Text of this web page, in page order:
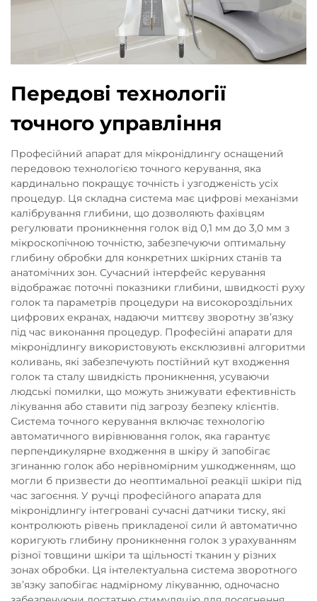
Передові технології
точного управління
Професійний апарат для мікронідлингу оснащений
передовою технологією точного керування, яка
кардинально покращує точність і узгодженість усіх
процедур. Ця складна система має цифрові механізми
калібрування глибини, що дозволяють фахівцям
регулювати проникнення голок від 0,1 мм до 3,0 мм з
мікроскопічною точністю, забезпечуючи оптимальну
глибину обробки для конкретних шкірних станів та
анатомічних зон. Сучасний інтерфейс керування
відображає поточні показники глибини, швидкості руху
голок та параметрів процедури на високороздільних
цифрових екранах, надаючи миттєву зворотну зв’язку
під час виконання процедур. Професійні апарати для
мікронідлингу використовують ексклюзивні алгоритми
коливань, які забезпечують постійний кут входження
голок та сталу швидкість проникнення, усуваючи
людські помилки, що можуть знижувати ефективність
лікування або ставити під загрозу безпеку клієнтів.
Система точного керування включає технологію
автоматичного вирівнювання голок, яка гарантує
перпендикулярне входження в шкіру й запобігає
згинанню голок або нерівномірним ушкодженням, що
могли б призвести до неоптимальної реакції шкіри під
час загоєння. У ручці професійного апарата для
мікронідлингу інтегровані сучасні датчики тиску, які
контролюють рівень прикладеної сили й автоматично
коригують глибину проникнення голок з урахуванням
різної товщини шкіри та щільності тканин у різних
зонах обробки. Ця інтелектуальна система зворотного
зв’язку запобігає надмірному лікуванню, одночасно